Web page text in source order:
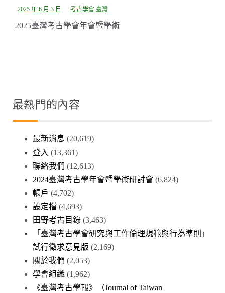
2025 年 6 月 3 日 考古學會 臺灣
2025臺灣考古學會年會暨學術
最熱門的內容
最新消息 (20,619)
登入 (13,361)
聯絡我們 (12,613)
2024臺灣考古學年會暨學術研討會 (6,824)
帳戶 (4,702)
設定檔 (4,693)
田野考古目錄 (3,463)
「臺灣考古學會研究與工作倫理規範與行為準則」
試行徵求意見版 (2,169)
關於我們 (2,053)
學會組織 (1,962)
《臺灣考古學報》（Journal of Taiwan